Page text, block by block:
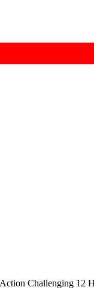
Challenging 12